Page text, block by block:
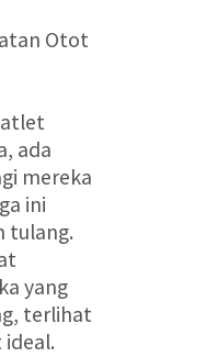
Otot
atlet
ada
mereka
ini
tulang.
yang
terlihat
ideal.